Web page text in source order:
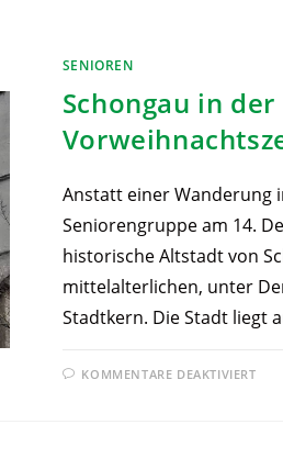
SENIOREN
Schongau in der
Anstatt einer Wanderung
Seniorengruppe am 14.
historische Altstadt von
mittelalterlichen, unter
Stadtkern. Die Stadt liegt
KOMMENTARE DEAKTIVIERT